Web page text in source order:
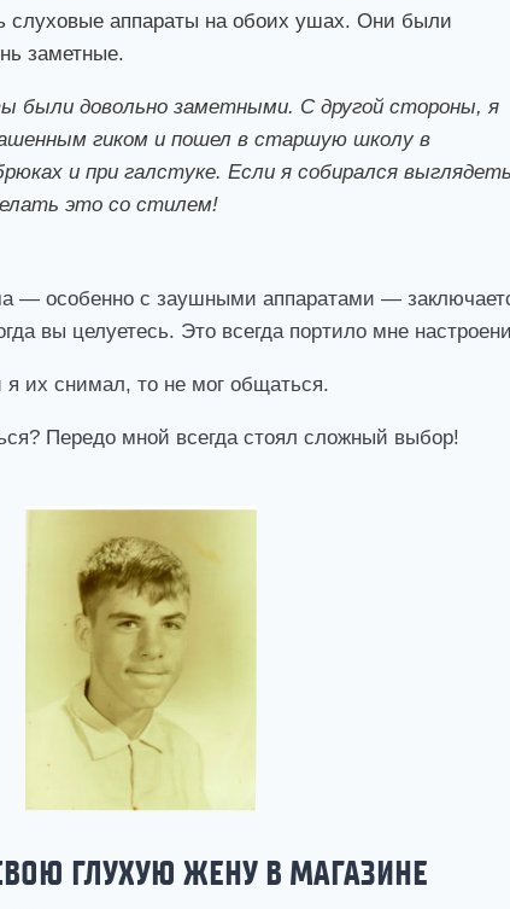
слуховые аппараты на обоих ушах. Они были
заметные.
были довольно заметными. С другой стороны, я
гиком и пошел в старшую школу в
и при галстуке. Если я собирался
это со стилем!
— особенно с заушными аппаратами —
вы целуетесь. Это всегда портило мне
я их снимал, то не мог общаться.
Передо мной всегда стоял сложный выбор!
ГЛУХУЮ ЖЕНУ В МАГАЗИНЕ